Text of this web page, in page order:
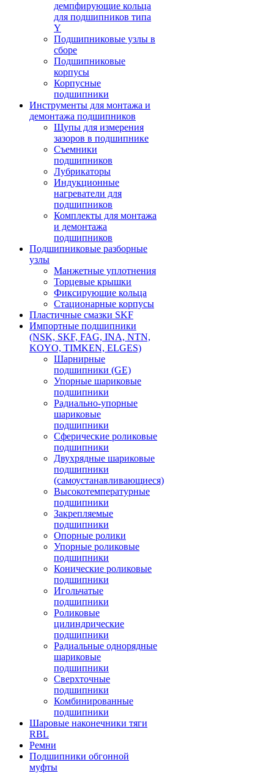
демпфирующие кольца
для подшипников типа
Y
Подшипниковые узлы в
сборе
Подшипниковые
корпусы
Корпусные
подшипники
Инструменты для монтажа и
демонтажа подшипников
Щупы для измерения
зазоров в подшипнике
Съемники
подшипников
Лубрикаторы
Индукционные
нагреватели для
подшипников
Комплекты для монтажа
и демонтажа
подшипников
Подшипниковые разборные
узлы
Манжетные уплотнения
Торцевые крышки
Фиксирующие кольца
Стационарные корпусы
Пластичные смазки SKF
Импортные подшипники
(NSK, SKF, FAG, INA, NTN,
KOYO, TIMKEN, ELGES)
Шарнирные
подшипники (GE)
Упорные шариковые
подшипники
Радиально-упорные
шариковые
подшипники
Сферические роликовые
подшипники
Двухрядные шариковые
подшипники
(самоустанавливающиеся)
Высокотемпературные
подшипники
Закрепляемые
подшипники
Опорные ролики
Упорные роликовые
подшипники
Конические роликовые
подшипники
Игольчатые
подшипники
Роликовые
цилиндрические
подшипники
Радиальные однорядные
шариковые
подшипники
Сверхточные
подшипники
Комбинированные
подшипники
Шаровые наконечники тяги
RBL
Ремни
Подшипники обгонной
муфты